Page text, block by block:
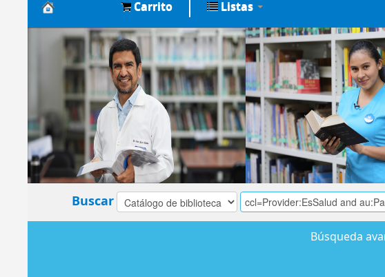
Biblioteca
Central
EsSalud
Carrito Listas
Buscar
Búsqueda